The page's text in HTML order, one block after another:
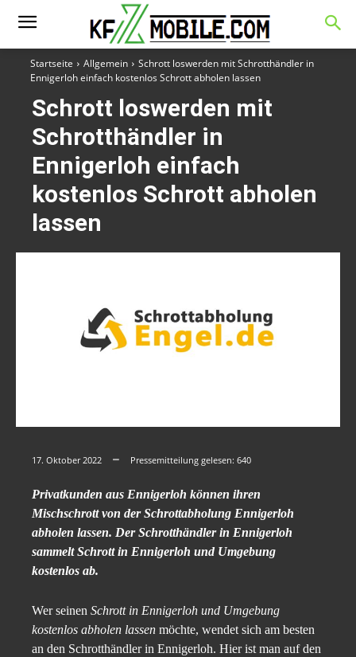
Startseite Allgemein
Schrott loswerden mit Schrotthändler in
Ennigerloh einfach kostenlos Schrott abholen lassen
Schrott loswerden mit
Schrotthändler in
Ennigerloh einfach
kostenlos Schrott abholen
lassen
17. Oktober 2022 Pressemitteilung gelesen: 640
Privatkunden aus Ennigerloh können ihren
Mischschrott von der Schrottabholung Ennigerloh
abholen lassen. Der Schrotthändler in Ennigerloh
sammelt Schrott in Ennigerloh und Umgebung
kostenlos ab.
Wer seinen Schrott in Ennigerloh und Umgebung
kostenlos abholen lassen möchte, wendet sich am besten
an den Schrotthändler in Ennigerloh. Hier ist man auf den